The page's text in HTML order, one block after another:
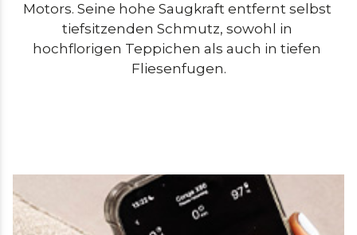
Motors. Seine hohe Saugkraft entfernt selbst
tiefsitzenden Schmutz, sowohl in
hochflorigen Teppichen als auch in tiefen
Fliesenfugen.